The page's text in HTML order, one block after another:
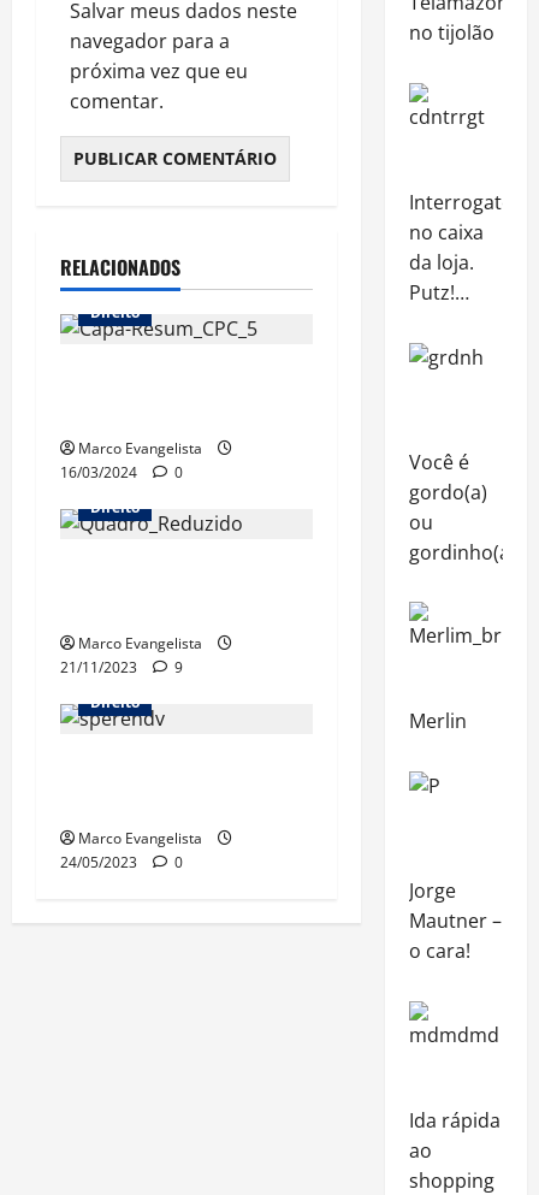
Salvar meus dados neste
navegador para a
próxima vez que eu
comentar.
RELACIONADOS
Direito
Marco Evangelista
16/03/2024
0
Direito
Marco Evangelista
21/11/2023
9
Direito
Marco Evangelista
24/05/2023
0
no tijolão
Interrogatório
no caixa
da loja.
Putz!…
Você é
gordo(a)
ou
gordinho(a)?
Merlin
Jorge
Mautner –
o cara!
Ida rápida
ao
shopping